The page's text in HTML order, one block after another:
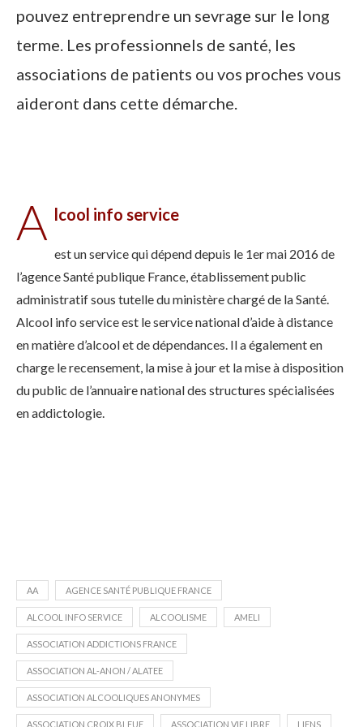
pouvez entreprendre un sevrage sur le long
terme. Les professionnels de santé, les
associations de patients ou vos proches vous
aideront dans cette démarche.
A lcool info service
est un service qui dépend depuis le 1er mai 2016 de
l’agence Santé publique France, établissement public
administratif sous tutelle du ministère chargé de la Santé.
Alcool info service est le service national d’aide à distance
en matière d’alcool et de dépendances. Il a également en
charge le recensement, la mise à jour et la mise à disposition
du public de l’annuaire national des structures spécialisées
en addictologie.
AA AGENCE SANTÉ PUBLIQUE FRANCE
ALCOOL INFO SERVICE ALCOOLISME AMELI
ASSOCIATION ADDICTIONS FRANCE
ASSOCIATION AL-ANON / ALATEE
ASSOCIATION ALCOOLIQUES ANONYMES
ASSOCIATION CROIX BLEUE ASSOCIATION VIE LIBRE LIENS